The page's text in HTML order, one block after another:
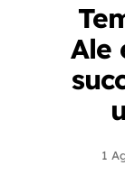
Ale
1